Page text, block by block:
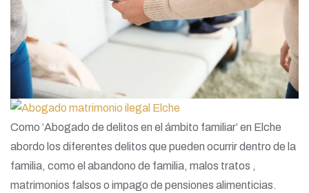
Como ‘Abogado de delitos en el ámbito familiar’ en Elche
abordo los diferentes delitos que pueden ocurrir dentro de la
familia, como el abandono de familia, malos tratos ,
matrimonios falsos o impago de pensiones alimenticias.